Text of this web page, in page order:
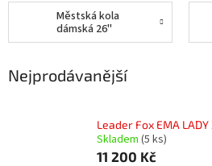
Městská kola
dámská 26"
Nejprodávanější
Leader Fox EMA LADY
Skladem (5 ks)
11 200 Kč